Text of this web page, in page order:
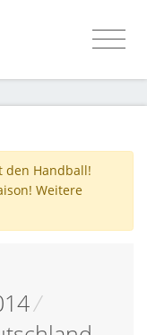
den Handball!
Weitere
/